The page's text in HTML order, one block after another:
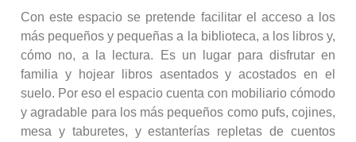
Con este espacio se pretende facilitar el acceso a los
más pequeños y pequeñas a la biblioteca, a los libros y,
cómo no, a la lectura. Es un lugar para disfrutar en
familia y hojear libros asentados y acostados en el
suelo. Por eso el espacio cuenta con mobiliario cómodo
y agradable para los más pequeños como pufs, cojines,
mesa y taburetes, y estanterías repletas de cuentos